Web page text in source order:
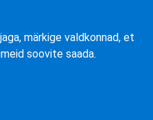
märkige valdkonnad, et
soovite saada.